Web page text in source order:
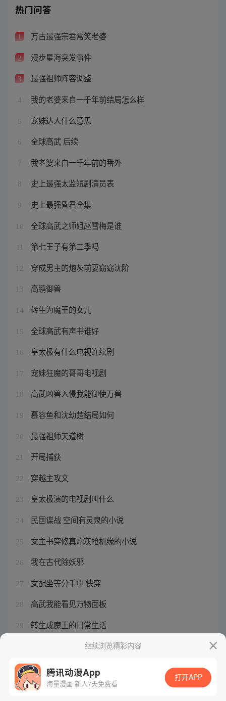
热门问答
1 万古最强宗君常笑老婆
2 漫步星海突发事件
3 最强祖师阵容调整
4 我的老婆来自一千年前结局怎么样
5 宠妹达人什么意思
6 全球高武 后续
7 我老婆来自一千年前的番外
8 史上最强太监短剧演员表
9 史上最强昏君全集
10 全球高武之师姐赵雪梅是谁
第七王子有第二季吗
12 穿成男主的炮灰前妻窈窈沈阶
13 高鹏御兽
14 转生为魔王的女儿
15 全球高武有声书谁好
16 皇太极有什么电视连续剧
17 宠妹狂魔的哥哥电视剧
18 高武凶兽入侵我能御使万兽
19 慕容鱼和沈幼楚结局如何
20 最强祖师天道树
21 开局捕获
22 穿越主攻文
23 皇太极演的电视剧叫什么
24 民国谍战 空间有灵泉的小说
25 女主书穿修真炮灰抢机缘的小说
26 我在古代除妖邪
27 女配坐等分手中 快穿
28 高武我能看见万物面板
29 转生成魔王的日常生活
我被最拥想的男人欺负了继续浏览精彩内容
腾讯动漫App
海量漫画 新人7天免费看
打开APP